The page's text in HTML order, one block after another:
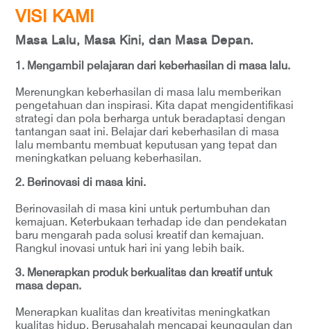
VISI KAMI
Masa Lalu, Masa Kini, dan Masa Depan.
1. Mengambil pelajaran dari keberhasilan di masa lalu.
Merenungkan keberhasilan di masa lalu memberikan
pengetahuan dan inspirasi. Kita dapat mengidentifikasi
strategi dan pola berharga untuk beradaptasi dengan
tantangan saat ini. Belajar dari keberhasilan di masa
lalu membantu membuat keputusan yang tepat dan
meningkatkan peluang keberhasilan.
2. Berinovasi di masa kini.
Berinovasilah di masa kini untuk pertumbuhan dan
kemajuan. Keterbukaan terhadap ide dan pendekatan
baru mengarah pada solusi kreatif dan kemajuan.
Rangkul inovasi untuk hari ini yang lebih baik.
3. Menerapkan produk berkualitas dan kreatif untuk
masa depan.
Menerapkan kualitas dan kreativitas meningkatkan
kualitas hidup. Berusahalah mencapai keunggulan dan